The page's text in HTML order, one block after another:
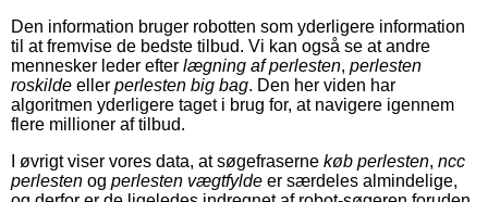
Den information bruger robotten som yderligere information
til at fremvise de bedste tilbud. Vi kan også se at andre
mennesker leder efter lægning af perlesten, perlesten
roskilde eller perlesten big bag. Den her viden har
algoritmen yderligere taget i brug for, at navigere igennem
flere millioner af tilbud.
I øvrigt viser vores data, at søgefraserne køb perlesten, ncc
perlesten og perlesten vægtfylde er særdeles almindelige,